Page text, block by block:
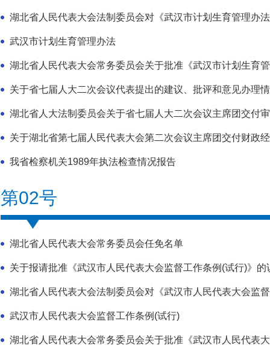
湖北省人民代表大会法制委员会对《武汉市计划生育管理办
武汉市计划生育管理办法
湖北省人民代表大会常务委员会关于批准《武汉市计划生育
关于省七届人大二次会议代表提出的建议、批评和意见办理
湖北省人大法制委员会关于省七届人大二次会议主席团交付
关于湖北省第七届人民代表大会第二次会议主席团交付财政
我省检察机关1989年执法检查情况报告
第02号
湖北省人民代表大会常务委员会任免名单
关于报请批准《武汉市人民代表大会监督工作条例(试行)》的
湖北省人民代表大会法制委员会对《武汉市人民代表大会监
武汉市人民代表大会监督工作条例(试行)
湖北省人民代表大会常务委员会关于批准《武汉市人民代表